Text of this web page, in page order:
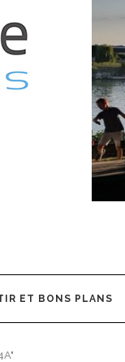
ET BONS PLANS